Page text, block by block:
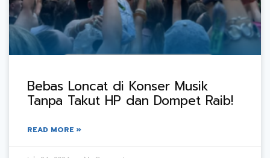
Bebas Loncat di Konser Musik
Tanpa Takut HP dan Dompet Raib!
READ MORE »